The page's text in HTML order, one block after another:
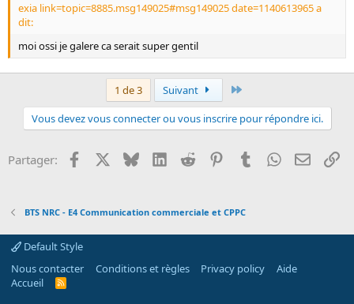
exemple de ces fiches svp c'est tres important et je men sort plus !!
Mon addresse MSN c'est
Merci d'avance , et si vous voulez je pe vous donnez la fiche négo
vente comme exemple !
Répondez vite svp!
exia link=topic=8885.msg149025#msg149025 date=1140613965 a
dit:
moi ossi je galere ca serait super gentil
1 de 3 Suivant
Vous devez vous connecter ou vous inscrire pour répondre ici.
Partager: Facebook BlueskyLinkedInReddit PinterestTumblrWhatsApp
Email
BTS NRC - E4 Communication commerciale et CPPC
Default Style
Nous contacter
Conditions et règles Privacy policy
Aide
Accueil
R